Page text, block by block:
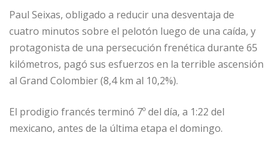
Paul Seixas, obligado a reducir una desventaja de
cuatro minutos sobre el pelotón luego de una caída, y
protagonista de una persecución frenética durante 65
kilómetros, pagó sus esfuerzos en la terrible ascensión
al Grand Colombier (8,4 km al 10,2%).
El prodigio francés terminó 7º del día, a 1:22 del
mexicano, antes de la última etapa el domingo.